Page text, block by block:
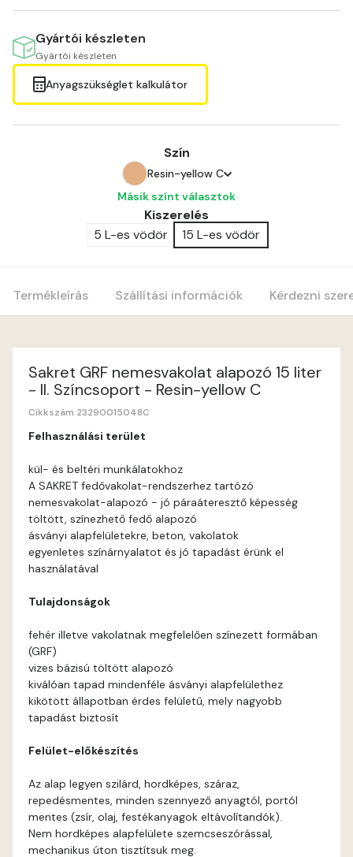
Gyártói készleten
Gyártói készleten
Anyagszükséglet kalkulátor
Szín
Resin-yellow C
Amber C
Amber D
Anticred D
Apple D
Apricot D
Ash C
Blood-orange C
Másik színt választok
Kiszerelés
5 L-es vödör
15 L-es vödör
Termékleírás Szállítási információk Kérdezni
Sakret GRF nemesvakolat alapozó 15 liter
- II. Színcsoport - Resin-yellow C
Cikkszám 23290015048C
Felhasználási terület
kül- és beltéri munkálatokhoz
A SAKRET fedővakolat-rendszerhez tartózó
nemesvakolat-alapozó - jó páraáteresztő képesség
töltött, színezhető fedő alapozó
ásványi alapfelületekre, beton, vakolatok
egyenletes színárnyalatot és jó tapadást érünk el
használatával
Tulajdonságok
fehér illetve vakolatnak megfelelően színezett formában
(GRF)
vizes bázisú töltött alapozó
kiválóan tapad mindenféle ásványi alapfelülethez
kikötött állapotban érdes felületű, mely nagyobb
tapadást biztosít
Felület-előkészítés
Az alap legyen szilárd, hordképes, száraz,
repedésmentes, minden szennyező anyagtól, portól
mentes (zsír, olaj, festékanyagok eltávolítandók).
Nem hordképes alapfelülete szemcseszórással,
mechanikus úton tisztítsuk meg.